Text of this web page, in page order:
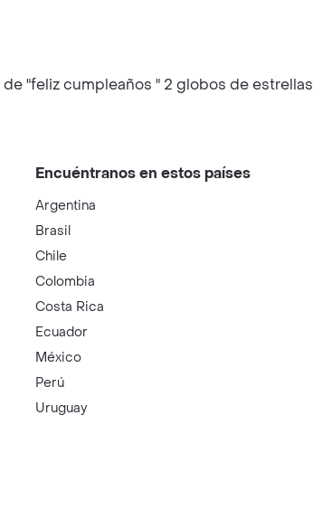
"feliz cumpleaños " 2 globos de estrellas
Encuéntranos en estos países
Argentina
Brasil
Chile
Colombia
Costa Rica
Ecuador
México
Perú
Uruguay